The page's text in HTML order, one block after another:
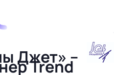
Джет» –
Trend